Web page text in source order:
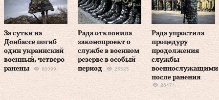
За сутки на
Донбассе погиб
один украинский
военный, четверо
ранены
60099
Рада отклонила
законопроект о
службе в военном
резерве в особый
период
25525
Рада упростила
процедуру
продолжения
службы
военнослужащими
после ранения
26474